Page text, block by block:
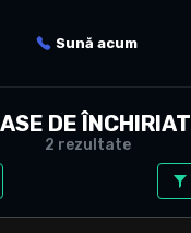
Sună acum
2 rezultate
DE ÎNCHIRIAT